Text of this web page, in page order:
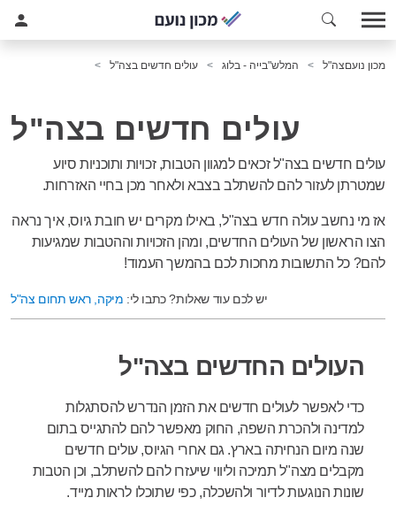
מכון נועםצה"ל המלש"בייה - בלוג עולים חדשים בצה"ל
עולים חדשים בצה"ל
עולים חדשים בצה"ל זכאים למגוון הטבות, זכויות ותוכניות סיוע
שמטרתן לעזור להם להשתלב בצבא ולאחר מכן בחיי האזרחות.
אז מי נחשב עולה חדש בצה"ל, באילו מקרים יש חובת גיוס, איך נראה
הצו הראשון של העולים החדשים, ומהן הזכויות וההטבות שמגיעות
להם? כל התשובות מחכות לכם בהמשך העמוד!
יש לכם עוד שאלות? כתבו לי: מיקה, ראש תחום צה"ל
העולים החדשים בצה"ל
כדי לאפשר לעולים חדשים את הזמן הנדרש להסתגלות
למדינה ולהכרת השפה, החוק מאפשר להם להתגייס בתום
שנה מיום הנחיתה בארץ. גם אחרי הגיוס, עולים חדשים
מקבלים מצה"ל תמיכה וליווי שיעזרו להם להשתלב, וכן הטבות
שונות הנוגעות לדיור ולהשכלה, כפי שתוכלו לראות מייד.